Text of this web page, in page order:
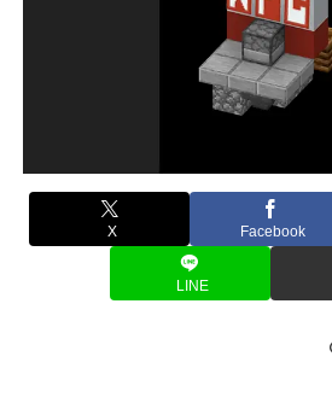
X Facebook
LINE